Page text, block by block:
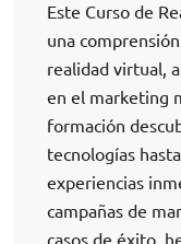
Este Curso de
una
realidad virtual,
en el marketing
formación
tecnologías
experiencias
campañas de
casos de éxito,